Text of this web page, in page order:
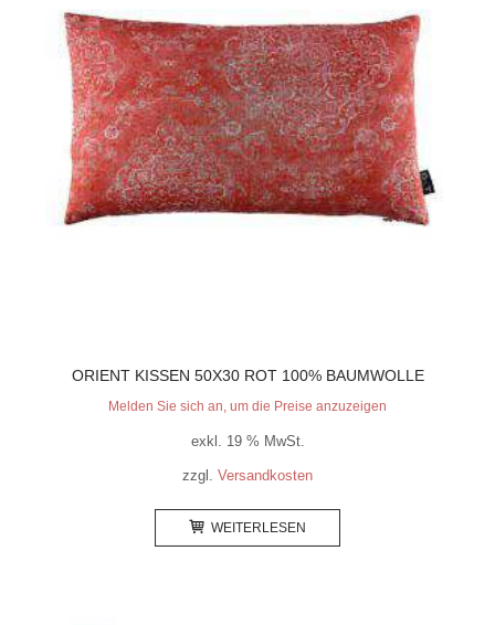
ORIENT KISSEN 50X30 ROT 100% BAUMWOLLE
Melden Sie sich an, um die Preise anzuzeigen
exkl. 19 % MwSt.
zzgl. Versandkosten
WEITERLESEN